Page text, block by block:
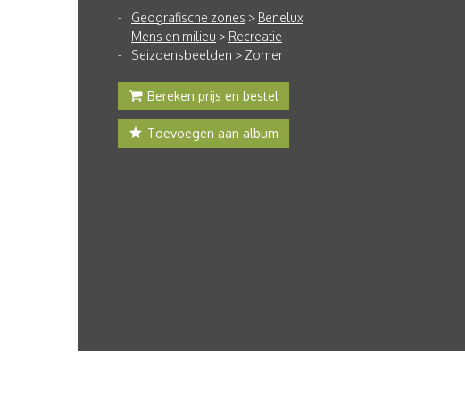
Geografische zones > Benelux
Mens en milieu > Recreatie
Seizoensbeelden > Zomer
Bereken prijs en bestel
Toevoegen aan album